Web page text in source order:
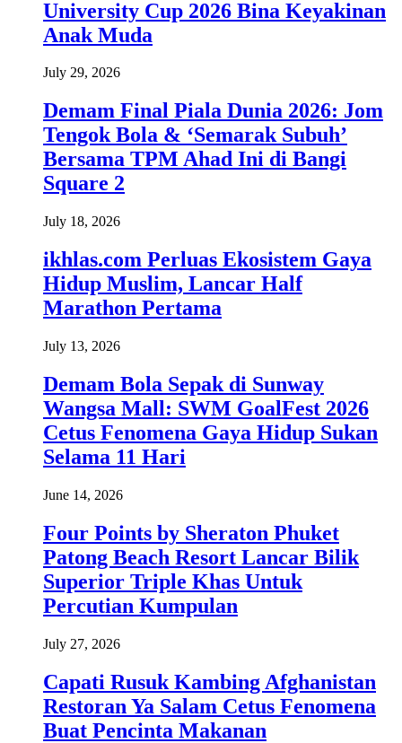
University Cup 2026 Bina Keyakinan
Anak Muda
July 29, 2026
Demam Final Piala Dunia 2026: Jom
Tengok Bola & ‘Semarak Subuh’
Bersama TPM Ahad Ini di Bangi
Square 2
July 18, 2026
ikhlas.com Perluas Ekosistem Gaya
Hidup Muslim, Lancar Half
Marathon Pertama
July 13, 2026
Demam Bola Sepak di Sunway
Wangsa Mall: SWM GoalFest 2026
Cetus Fenomena Gaya Hidup Sukan
Selama 11 Hari
June 14, 2026
Four Points by Sheraton Phuket
Patong Beach Resort Lancar Bilik
Superior Triple Khas Untuk
Percutian Kumpulan
July 27, 2026
Capati Rusuk Kambing Afghanistan
Restoran Ya Salam Cetus Fenomena
Buat Pencinta Makanan